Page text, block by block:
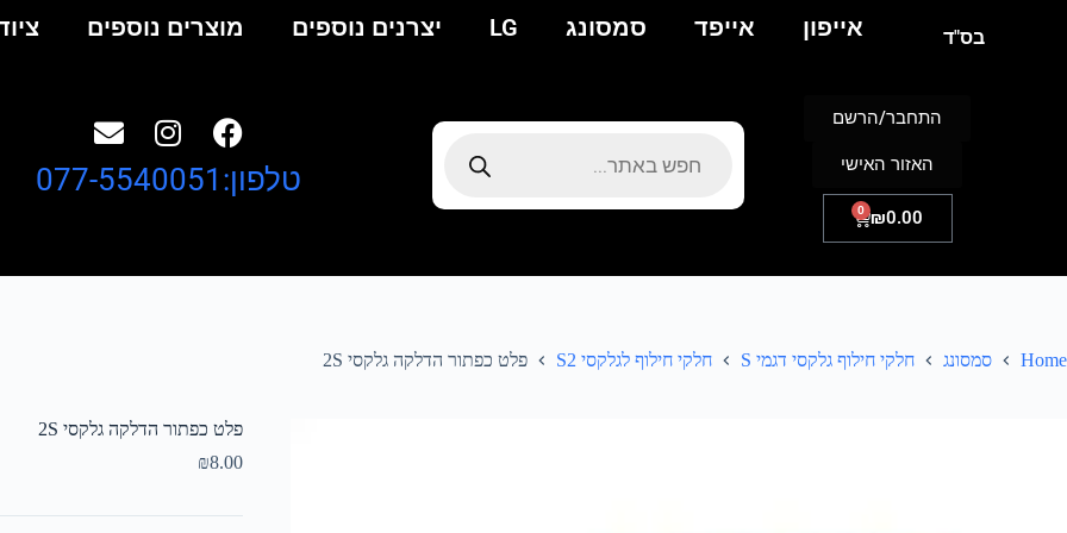
אייפון אייפד סמסונג LG יצרנים נוספים מוצרים נוספים בס"ד
₪0.00
0
התחבר/הרשם
האזור האישי טלפון:077-5540051
Home סמסונג חלקי חילוף גלקסי דגמי S חלקי חילוף לגלקסי S2 פלט כפתור הדלקה גלקסי 2S
פלט כפתור הדלקה גלקסי 2S
₪8.00